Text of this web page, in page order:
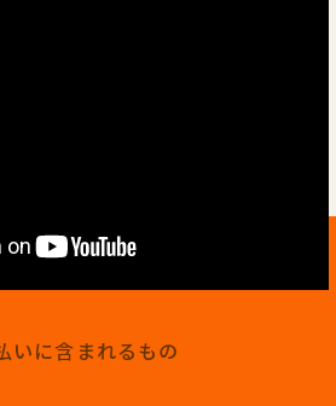
いに含まれるもの